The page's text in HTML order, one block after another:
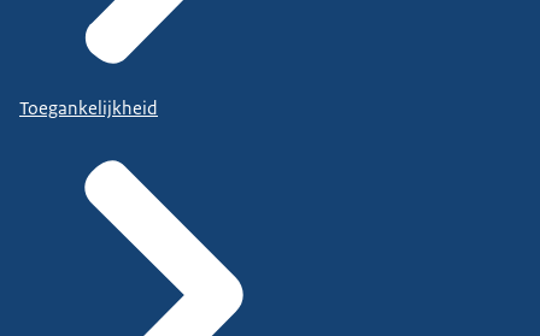
Toegankelijkheid